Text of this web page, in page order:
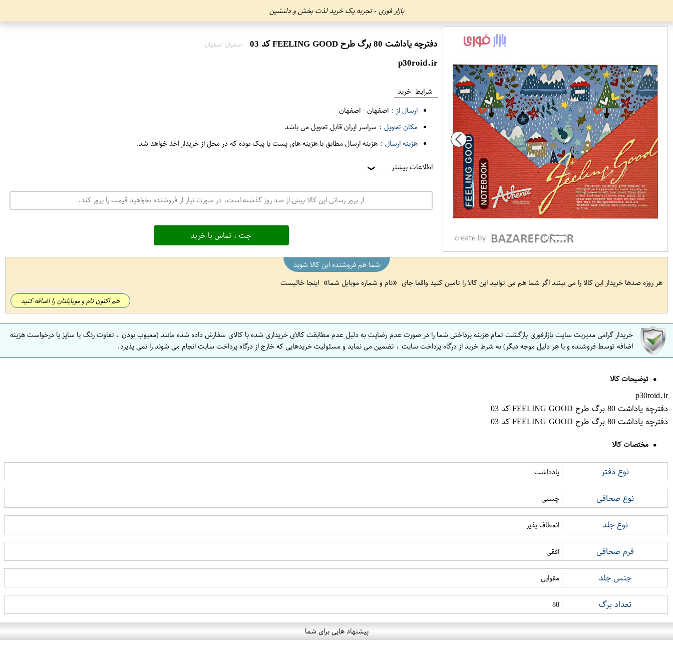
بازار فوری - تجربه یک خرید لذت بخش و دلنشین
دفترچه یاداشت 80 برگ طرح FEELING GOOD کد 03 اصفهان اصفهان
p30roid.ir
شرایط خرید
ارسال از : اصفهان-اصفهان
مکان تحویل : سراسر ایران قابل تحویل می باشد
هزینه ارسال : هزینه ارسال مطابق با هزینه های پست یا پیک بوده که در محل از خریدار اخذ خواهد شد.
اطلاعات بیشتر ❯
از بروز رسانی این کالا بیش از صد روز گذشته است. در صورت نیاز از فروشنده بخواهید قیمت را بروز کند.
چت ، تماس یا خرید
شما هم فروشنده این کالا شوید
هر روزه صدها خریدار این کالا را می بینند اگر شما هم می توانید این کالا را تامین کنید واقعا جای
نام و شماره موبایل شما اینجا خالیست
هم اکنون نام و موبایلتان را اضافه کنید
خریدار گرامی مدیریت سایت بازارفوری بازگشت تمام هزینه پرداختی شما را در صورت عدم رضایت به دلیل عدم مطابقت کالای خریداری شده با کالای سفارش داده شده مانند (معیوب بودن ، تفاوت رنگ یا سایز یا درخواست هزینه
اضافه توسط فروشنده و یا هر دلیل موجه دیگر) به شرط خرید از درگاه پرداخت سایت ، تضمین می نماید و مسئولیت خریدهایی که خارج از درگاه پرداخت سایت انجام می شوند را نمی پذیرد.
توضیحات کالا
p30roid.ir
دفترچه یاداشت 80 برگ طرح FEELING GOOD کد 03
دفترچه یاداشت 80 برگ طرح FEELING GOOD کد 03
مختصات کالا
نوع دفتر یادداشت
نوع صحافی چسبی
نوع جلد انعطاف پذیر
فرم صحافی افقی
جنس جلد مقوایی
تعداد برگ 80
پیشنهاد هایی برای شما